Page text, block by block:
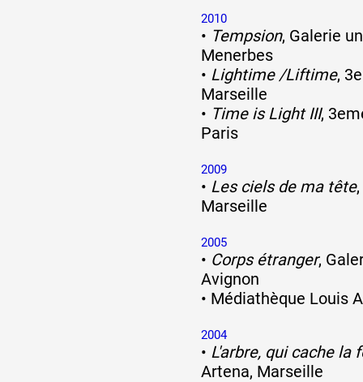
Actions
Documentation
Visites d'ateliers
Production vidéo
Formation
Événements
2010
• Tempsion, Galerie
Menerbes
• Lightime /Liftime,
Marseille
• Time is Light III,
Paris
2009
• Les ciels de ma tête
Marseille
2005
• Corps étranger,
Avignon
• Médiathèque Louis
2004
• L'arbre, qui cache la
Artena, Marseille